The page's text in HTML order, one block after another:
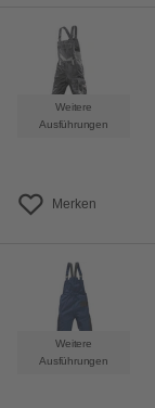
Weitere
Ausführungen
Merken
Weitere
Ausführungen